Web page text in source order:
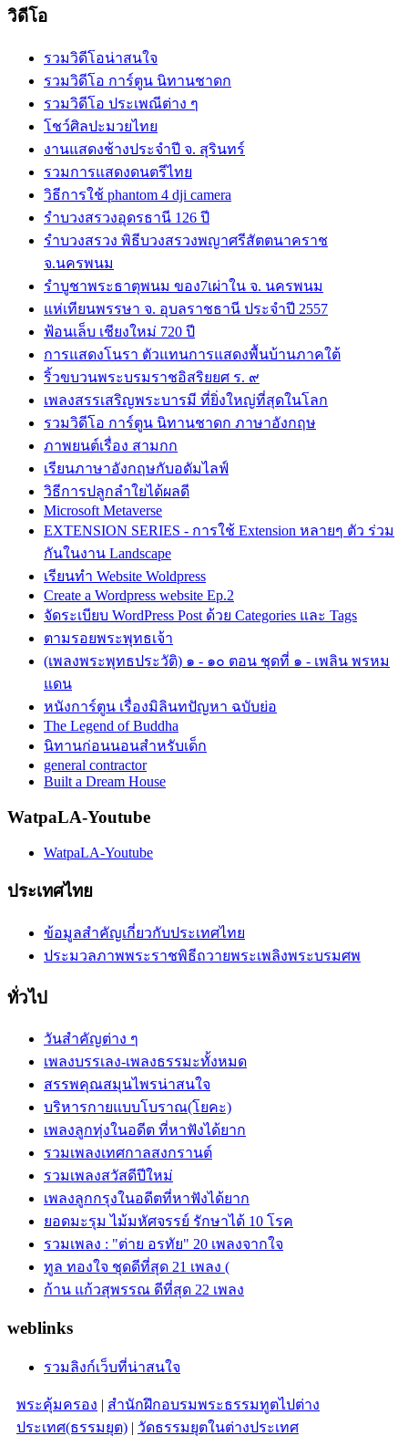
วิดีโอ
รวมวิดีโอน่าสนใจ
รวมวิดีโอ การ์ตูน นิทานชาดก
รวมวิดีโอ ประเพณีต่าง ๆ
โชว์ศิลปะมวยไทย
งานแสดงช้างประจำปี จ. สุรินทร์
รวมการแสดงดนตรีไทย
วิธีการใช้ phantom 4 dji camera
รำบวงสรวงอุดรธานี 126 ปี
รำบวงสรวง พิธีบวงสรวงพญาศรีสัตตนาคราช
จ.นครพนม
รำบูชาพระธาตุพนม ของ7เผ่าใน จ. นครพนม
แห่เทียนพรรษา จ. อุบลราชธานี ประจำปี 2557
ฟ้อนเล็บ เชียงใหม่ 720 ปี
การแสดงโนรา ตัวแทนการแสดงพื้นบ้านภาคใต้
ริ้วขบวนพระบรมราชอิสริยยศ ร. ๙
เพลงสรรเสริญพระบารมี ที่ยิ่งใหญ่ที่สุดในโลก
รวมวิดีโอ การ์ตูน นิทานชาดก ภาษาอังกฤษ
ภาพยนต์เรื่อง สามกก
เรียนภาษาอังกฤษกับอดัมไลฟ์
วิธีการปลูกลำใยได้ผลดี
Microsoft Metaverse
EXTENSION SERIES - การใช้ Extension หลายๆ ตัว ร่วม
กันในงาน Landscape
เรียนทำ Website Woldpress
Create a Wordpress website Ep.2
จัดระเบียบ WordPress Post ด้วย Categories และ Tags
ตามรอยพระพุทธเจ้า
(เพลงพระพุทธประวัติ) ๑ - ๑๐ ตอน ชุดที่ ๑ - เพลิน พรหม
แดน
หนังการ์ตูน เรื่องมิลินทปัญหา ฉบับย่อ
The Legend of Buddha
นิทานก่อนนอนสำหรับเด็ก
general contractor
Built a Dream House
WatpaLA-Youtube
WatpaLA-Youtube
ประเทศไทย
ข้อมูลสำคัญเกี่ยวกับประเทศไทย
ประมวลภาพพระราชพิธีถวายพระเพลิงพระบรมศพ
ทั่วไป
วันสำคัญต่าง ๆ
เพลงบรรเลง-เพลงธรรมะทั้งหมด
สรรพคุณสมุนไพรน่าสนใจ
บริหารกายแบบโบราณ(โยคะ)
เพลงลูกทุ่งในอดีต ที่หาฟังได้ยาก
รวมเพลงเทศกาลสงกรานต์
รวมเพลงสวัสดีปีใหม่
เพลงลูกกรุงในอดีตที่หาฟังได้ยาก
ยอดมะรุม ไม้มหัศจรรย์ รักษาได้ 10 โรค
รวมเพลง : "ต่าย อรทัย" 20 เพลงจากใจ
ทูล ทองใจ ชุดดีที่สุด 21 เพลง (
ก้าน แก้วสุพรรณ ดีที่สุด 22 เพลง
weblinks
รวมลิงก์เว็บที่น่าสนใจ
พระคุ้มครอง | สำนักฝึกอบรมพระธรรมทูตไปต่าง
ประเทศ(ธรรมยุต) | วัดธรรมยุตในต่างประเทศ